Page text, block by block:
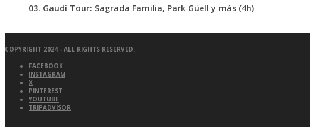
03. Gaudí Tour: Sagrada Familia, Park Güell y más (4h)
COPYRIGHT 2024 - ALL RIGHTS RESERVED.
FACEBOOK
INSTAGRAM
X
PINTEREST
YOUTUBE
TRIPADVISOR